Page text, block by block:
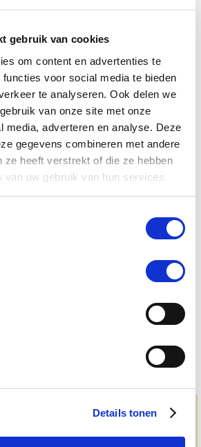
gebruik van cookies
om content en advertenties te
voor social media te bieden
te analyseren. Ook delen we
van onze site met onze
media, adverteren en analyse. Deze
gegevens combineren met andere
ze heeft verstrekt of die ze hebben
van uw gebruik van hun services.
Details tonen